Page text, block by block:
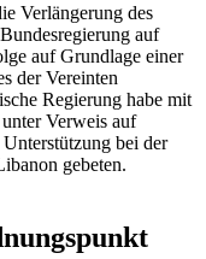
Verlängerung des
auf
auf Grundlage einer
der Vereinten
Regierung habe mit
Verweis auf
bei der
gebeten.